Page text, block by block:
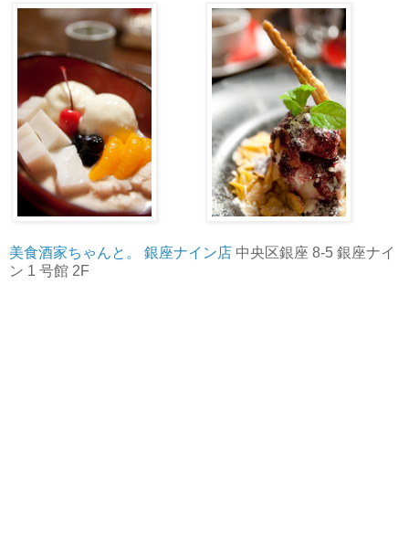
美食酒家ちゃんと。 銀座ナイン店 中央区銀座 8-5 銀座ナイ
ン 1 号館 2F